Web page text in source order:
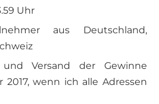
Uhr
aus Deutschland,
Versand der Gewinne
wenn ich alle Adressen